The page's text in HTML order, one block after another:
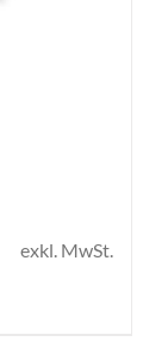
exkl. MwSt.